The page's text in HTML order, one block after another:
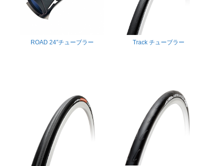
ROAD 24″チューブラー Track チューブラー